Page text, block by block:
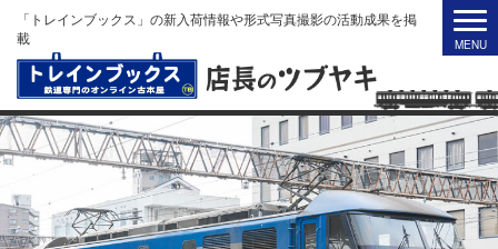
「トレインブックス」の新入荷情報や形式写真撮影の活動成果を掲
載